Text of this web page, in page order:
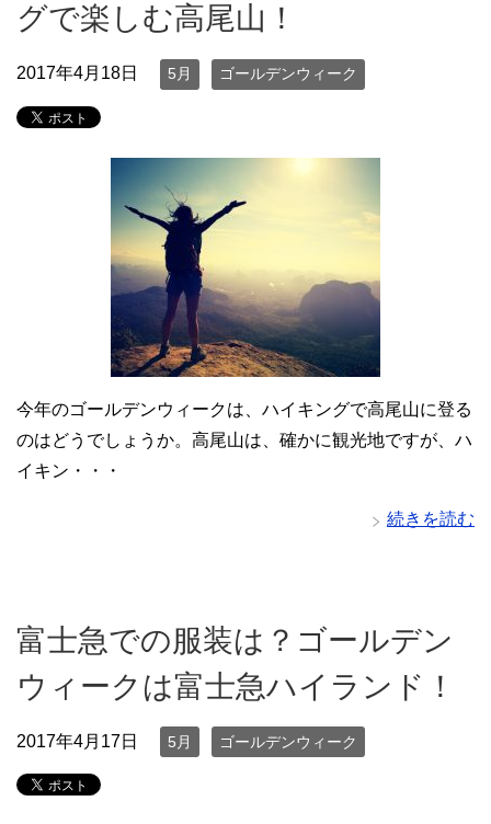
グで楽しむ高尾山！
2017年4月18日 5月 ゴールデンウィーク
今年のゴールデンウィークは、ハイキングで高尾山に登る
のはどうでしょうか。高尾山は、確かに観光地ですが、ハ
イキン・・・
続きを読む
富士急での服装は？ゴールデン
ウィークは富士急ハイランド！
2017年4月17日 5月 ゴールデンウィーク